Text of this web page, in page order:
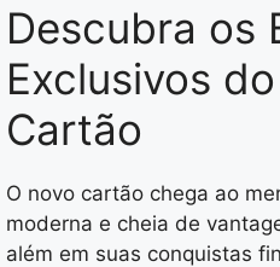
Descubra os
Exclusivos
Cartão
O novo cartão chega ao
moderna e cheia de
além em suas conquistas